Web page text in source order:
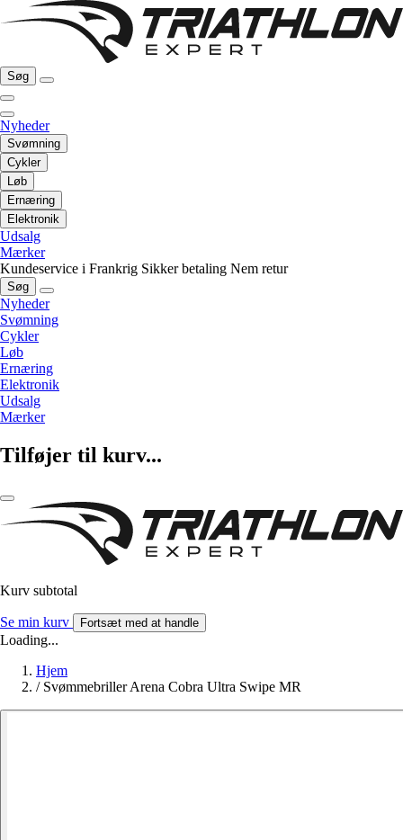
Søg
Nyheder
Svømning
Cykler
Løb
Ernæring
Elektronik
Udsalg
Mærker
Kundeservice i Frankrig Sikker betaling Nem retur
Søg
Nyheder
Svømning
Cykler
Løb
Ernæring
Elektronik
Udsalg
Mærker
Tilføjer til kurv...
Kurv subtotal
Se min kurv Fortsæt med at handle
Loading...
Hjem
/ Svømmebriller Arena Cobra Ultra Swipe MR